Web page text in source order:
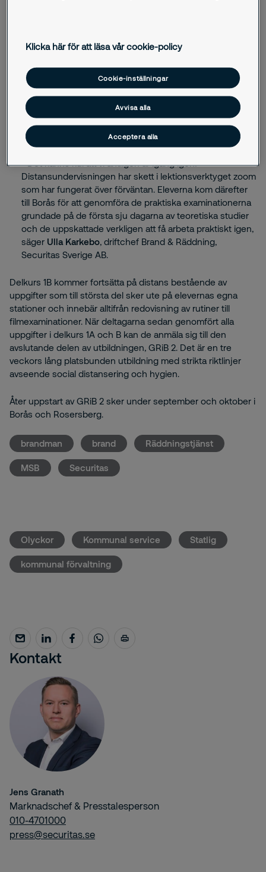
Kontakt
Jens Granath
Marknadschef & Presstalesperson
010-4701000
press@securitas.se
distansutbildning införts följt av tre dagars plastbelagd
utbildning. I förra veckan avslutades den första delkursen av
distansutbildningen för grundutbildning för
räddningstjänstpersonal i beredskap, GRiB 1A, i Borås. Idag
avslutas den andra i ordningen i Rosersberg norr om
Stockholm:
- Det känns kul att vi äntligen är igång igen!
Distansundervisningen har skett i lektionsverktyget zoom
som har fungerat över förväntan. Eleverna kom därefter
till Borås för att genomföra de praktiska examinationerna
grundade på de första sju dagarna av teoretiska studier
och de uppskattade verkligen att få arbeta praktiskt igen,
säger Ulla Karkebo, driftchef Brand & Räddning,
Securitas Sverige AB.
Delkurs 1B kommer fortsätta på distans bestående av
uppgifter som till största del sker ute på elevernas egna
stationer och innebär alltifrån redovisning av rutiner till
filmexaminationer. När deltagarna sedan genomfört alla
uppgifter i delkurs 1A och B kan de anmäla sig till den
avslutande delen av utbildningen, GRiB 2. Det är en tre
veckors lång platsbunden utbildning med strikta riktlinjer
avseende social distansering och hygien.
Åter uppstart av GRiB 2 sker under september och oktober i
Borås och Rosersberg.
brandman brand Räddningstjänst
MSB Securitas
Olyckor Kommunal service Statlig
kommunal förvaltning
Klicka här för att läsa vår cookie-policy
Cookie-inställningar
Avvisa alla
Acceptera alla